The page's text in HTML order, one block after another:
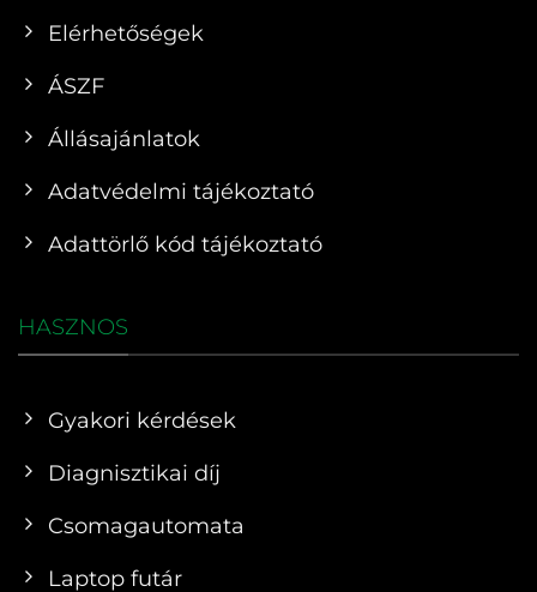
Elérhetőségek
ÁSZF
Állásajánlatok
Adatvédelmi tájékoztató
Adattörlő kód tájékoztató
HASZNOS
Gyakori kérdések
Diagnisztikai díj
Csomagautomata
Laptop futár